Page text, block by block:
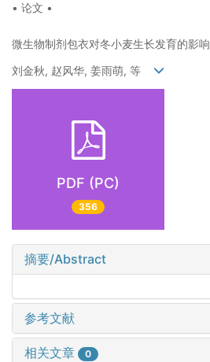
• 论文 •
微生物制剂包衣对冬小麦生长发育的影响
刘金秋, 赵风华, 姜雨萌, 等
PDF (PC)
356
摘要/Abstract
参考文献
相关文章 0